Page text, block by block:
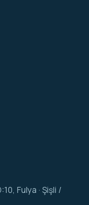
Fulya · Şişli /